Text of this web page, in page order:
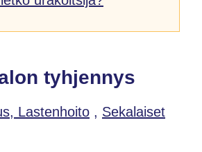
tyhjennys
Lastenhoito , Sekalaiset